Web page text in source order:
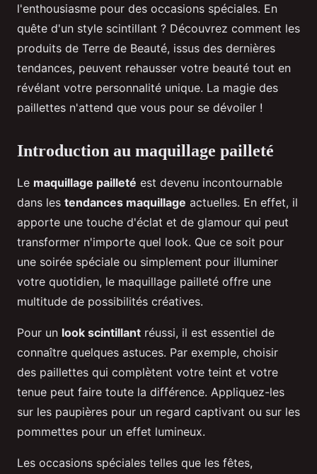
l'enthousiasme pour des occasions spéciales. En
quête d'un style scintillant ? Découvrez comment les
produits de Terre de Beauté, issus des dernières
tendances, peuvent rehausser votre beauté tout en
révélant votre personnalité unique. La magie des
paillettes n'attend que vous pour se dévoiler !
Introduction au maquillage pailleté
Le maquillage pailleté est devenu incontournable
dans les tendances maquillage actuelles. En effet, il
apporte une touche d'éclat et de glamour qui peut
transformer n'importe quel look. Que ce soit pour
une soirée spéciale ou simplement pour illuminer
votre quotidien, le maquillage pailleté offre une
multitude de possibilités créatives.
Pour un look scintillant réussi, il est essentiel de
connaître quelques astuces. Par exemple, choisir
des paillettes qui complètent votre teint et votre
tenue peut faire toute la différence. Appliquez-les
sur les paupières pour un regard captivant ou sur les
pommettes pour un effet lumineux.
Les occasions spéciales telles que les fêtes,